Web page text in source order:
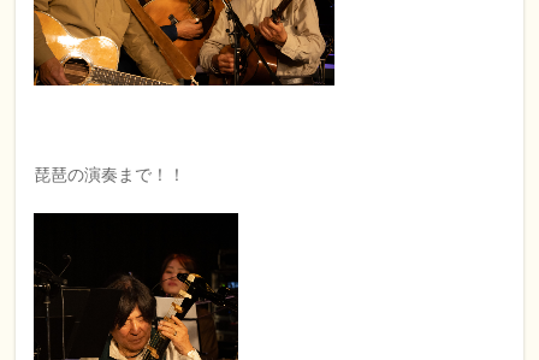
琵琶の演奏まで！！